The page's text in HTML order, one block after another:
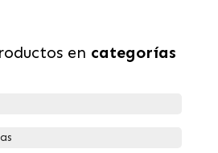
en categorías